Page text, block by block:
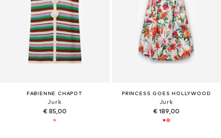
FABIENNE CHAPOT
Jurk
€ 85,00
PRINCESS GOES HOLLYWOOD
Jurk
€ 189,00